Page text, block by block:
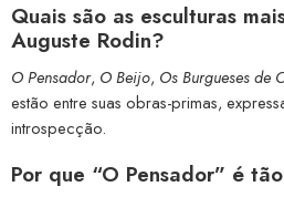
Quais são as esculturas
Auguste Rodin?
O Pensador, O Beijo, Os Burgueses de
estão entre suas obras-primas,
introspecção.
Por que “O Pensador” é